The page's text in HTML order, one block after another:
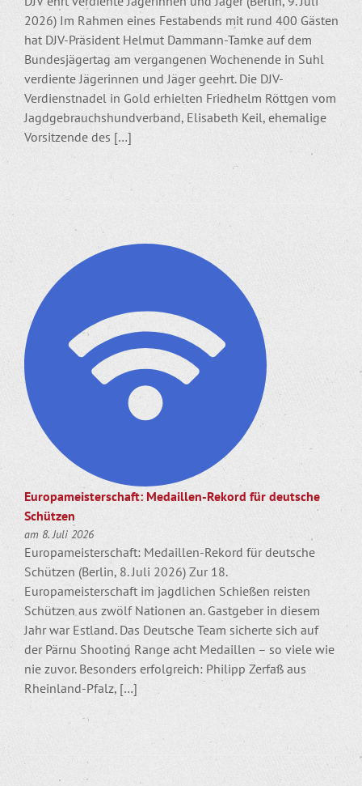
2026) Im Rahmen eines Festabends mit rund 400 Gästen
hat DJV-Präsident Helmut Dammann-Tamke auf dem
Bundesjägertag am vergangenen Wochenende in Suhl
verdiente Jägerinnen und Jäger geehrt. Die DJV-
Verdienstnadel in Gold erhielten Friedhelm Röttgen vom
Jagdgebrauchshundverband, Elisabeth Keil, ehemalige
Vorsitzende des […]
Europameisterschaft: Medaillen-Rekord für deutsche
Schützen
am 8. Juli 2026
Europameisterschaft: Medaillen-Rekord für deutsche
Schützen (Berlin, 8. Juli 2026) Zur 18.
Europameisterschaft im jagdlichen Schießen reisten
Schützen aus zwölf Nationen an. Gastgeber in diesem
Jahr war Estland. Das Deutsche Team sicherte sich auf
der Pärnu Shooting Range acht Medaillen – so viele wie
nie zuvor. Besonders erfolgreich: Philipp Zerfaß aus
Rheinland-Pfalz, […]